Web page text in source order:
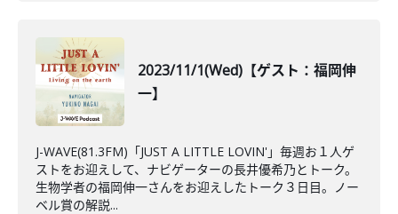
2023/11/1(Wed)【ゲスト：福岡伸
一】
J-WAVE(81.3FM)「JUST A LITTLE LOVIN'」毎週お１人ゲ
ストをお迎えして、ナビゲーターの長井優希乃とトーク。
生物学者の福岡伸一さんをお迎えしたトーク３日目。ノー
ベル賞の解説...